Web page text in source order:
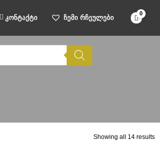
კონტაქტი ჩემი რჩეულები
Showing all 14 results